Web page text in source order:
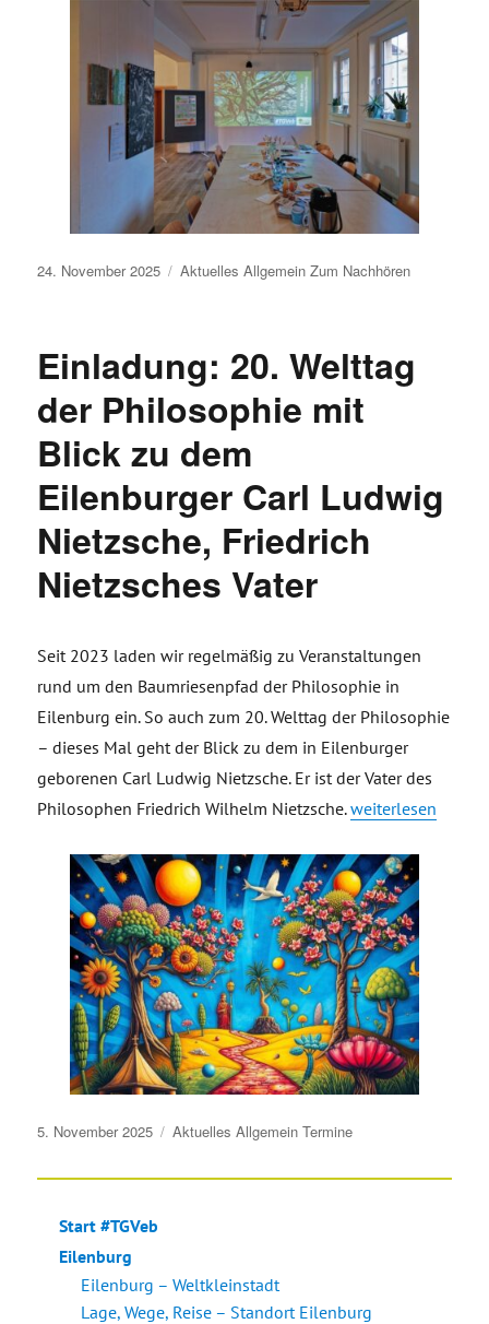
Veröffentlicht
24. November 2025 Aktuelles Allgemein Zum Nachhören
Einladung: 20. Welttag
der Philosophie mit
Blick zu dem
Eilenburger Carl Ludwig
Nietzsche, Friedrich
Nietzsches Vater
Seit 2023 laden wir regelmäßig zu Veranstaltungen
rund um den Baumriesenpfad der Philosophie in
Eilenburg ein. So auch zum 20. Welttag der Philosophie
– dieses Mal geht der Blick zu dem in Eilenburger
geborenen Carl Ludwig Nietzsche. Er ist der Vater des
Philosophen Friedrich Wilhelm Nietzsche.„Einladung: 20.
weiterlesen
Veröffentlicht
5. November 2025 Aktuelles Allgemein Termine
Start #TGVeb
Eilenburg
Eilenburg – Weltkleinstadt
Lage, Wege, Reise – Standort Eilenburg